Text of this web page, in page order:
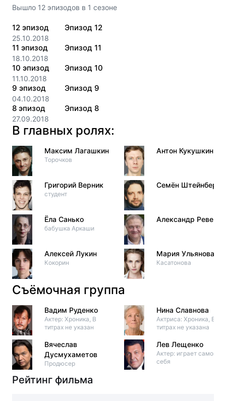
Вышло 12 эпизодов в 1 сезоне
12 эпизод
25.10.2018
Эпизод 12
11 эпизод
18.10.2018
Эпизод 11
10 эпизод
11.10.2018
Эпизод 10
9 эпизод
04.10.2018
Эпизод 9
8 эпизод
27.09.2018
Эпизод 8
В главных ролях:
Максим Лагашкин
Торочков
Григорий Верник
студент
Ёла Санько
бабушка Аркаши
Алексей Лукин
Кокорин
Антон Кукушкин
Семён Штейнберг
Александр Ревенко
Мария Ульянова
Касатонова
Съёмочная группа
Вадим Руденко
Актер: Хроника, В
титрах не указан
Вячеслав
Дусмухаметов
Продюсер
Нина Славнова
Актриса: Хроника, В
титрах не указана
Лев Лещенко
Актер: играет самого
себя
Рейтинг фильма